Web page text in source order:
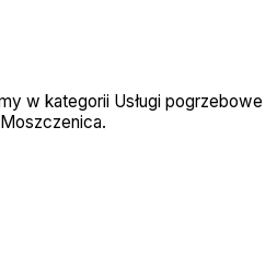
w kategorii Usługi pogrzebowe